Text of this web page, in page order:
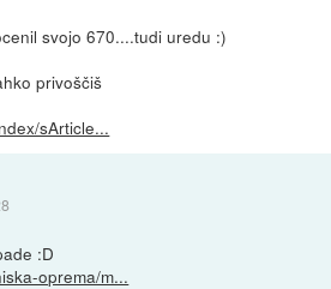
svojo 670....tudi uredu :)
privoščiš
sArticle...
:D
oprema/m...